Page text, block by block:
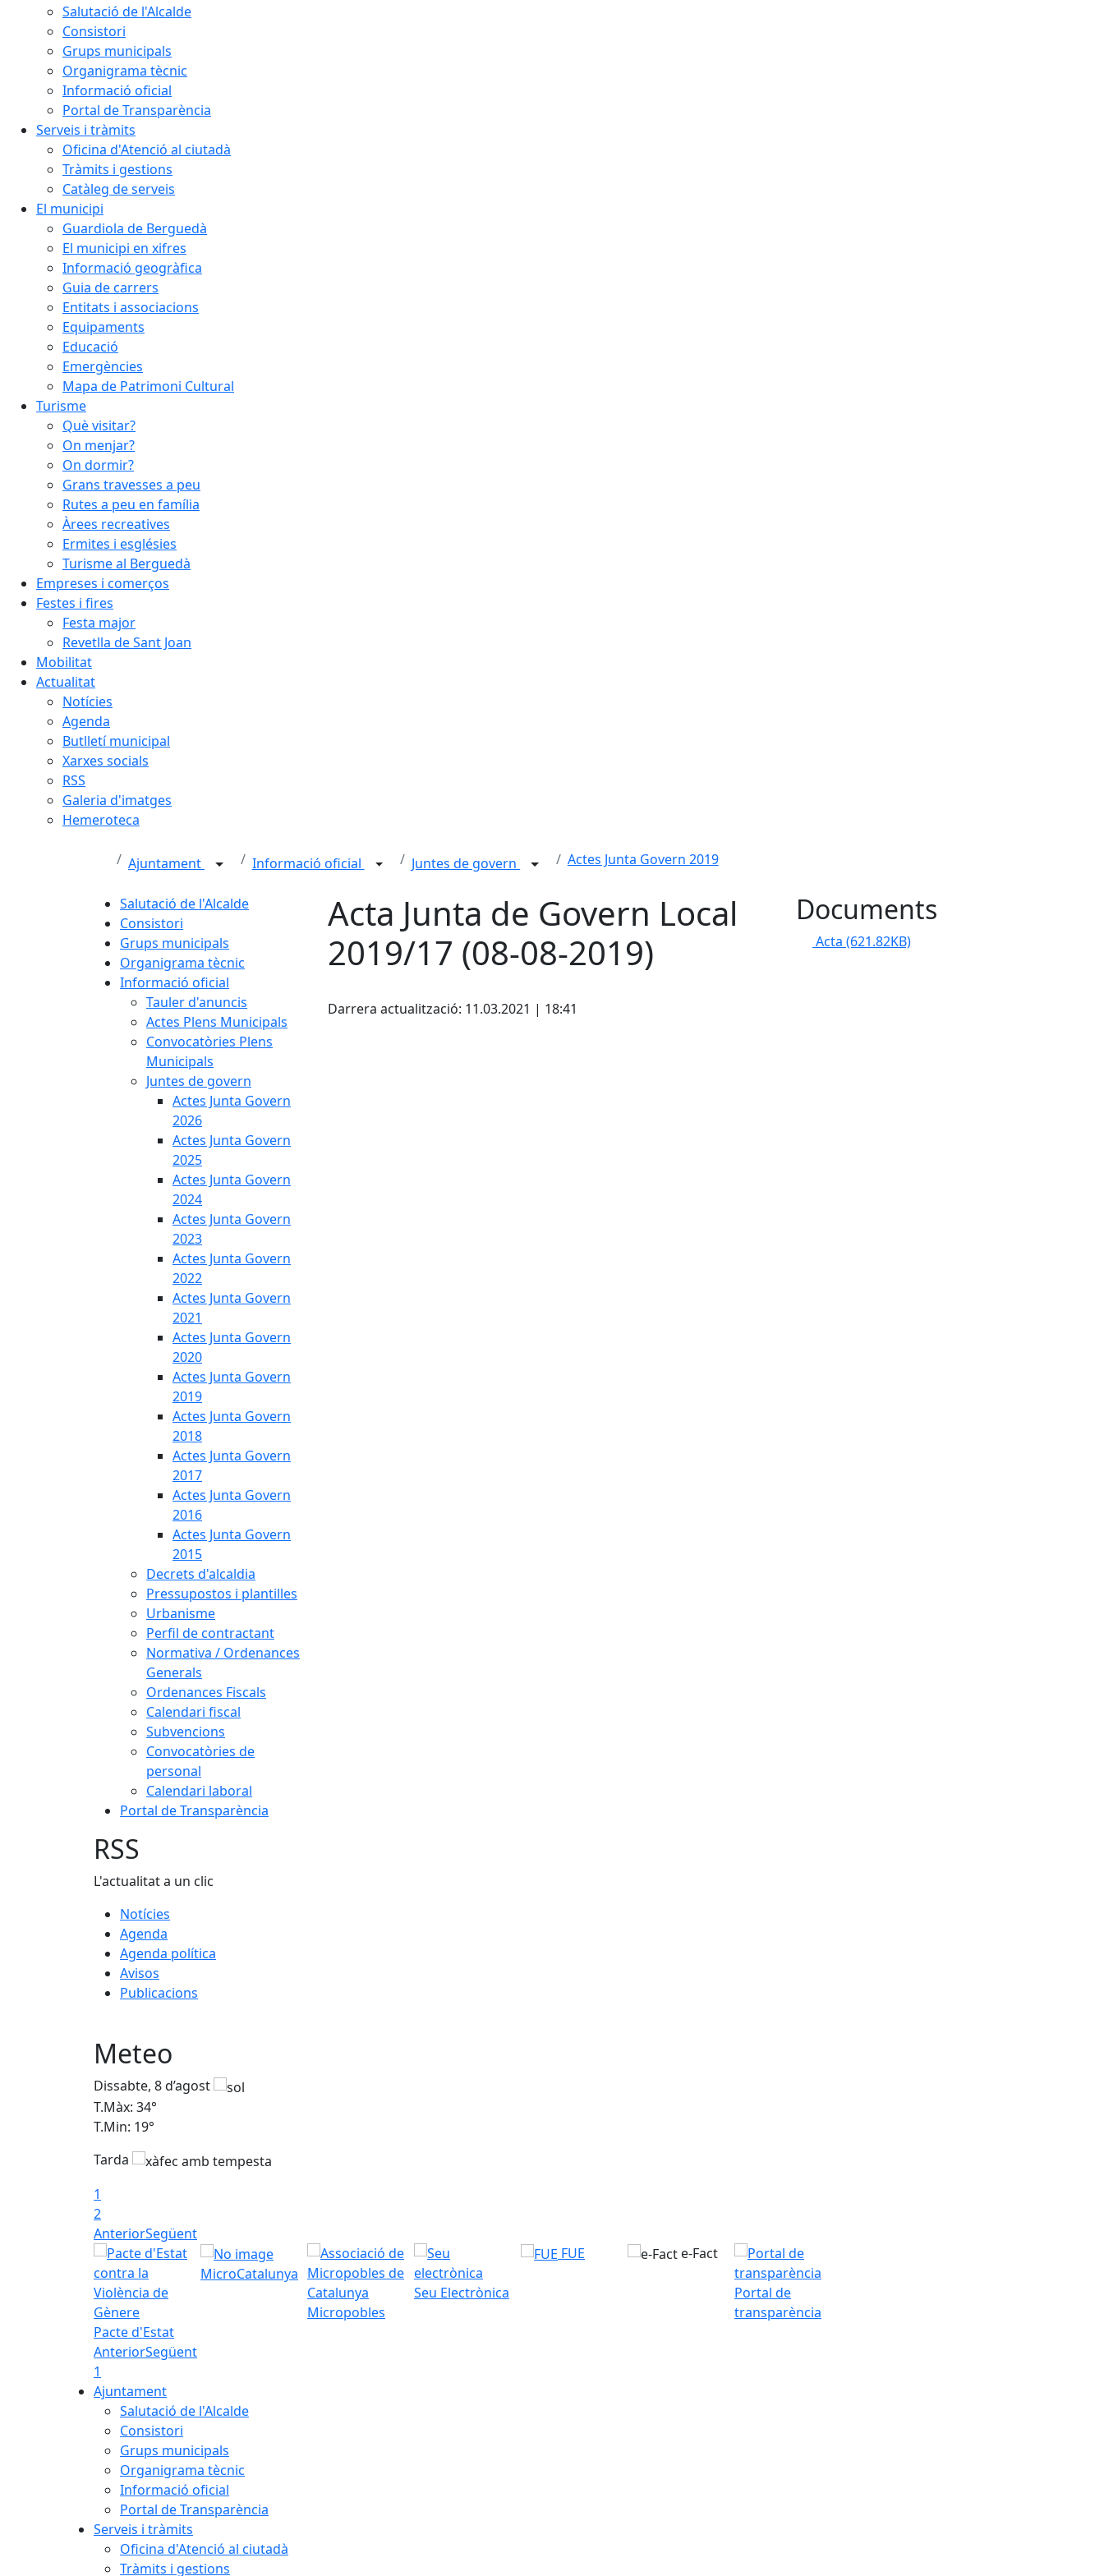
Salutació de l'Alcalde
Consistori
Grups municipals
Organigrama tècnic
Informació oficial
Portal de Transparència
Serveis i tràmits
Oficina d'Atenció al ciutadà
Tràmits i gestions
Catàleg de serveis
El municipi
Guardiola de Berguedà
El municipi en xifres
Informació geogràfica
Guia de carrers
Entitats i associacions
Equipaments
Educació
Emergències
Mapa de Patrimoni Cultural
Turisme
Què visitar?
On menjar?
On dormir?
Grans travesses a peu
Rutes a peu en família
Àrees recreatives
Ermites i esglésies
Turisme al Berguedà
Empreses i comerços
Festes i fires
Festa major
Revetlla de Sant Joan
Mobilitat
Actualitat
Notícies
Agenda
Butlletí municipal
Xarxes socials
RSS
Galeria d'imatges
Hemeroteca
Ajuntament Informació oficial Juntes de govern Actes Junta Govern 2019
Salutació de l'Alcalde
Consistori
Grups municipals
Organigrama tècnic
Informació oficial
Tauler d'anuncis
Actes Plens Municipals
Convocatòries Plens
Municipals
Juntes de govern
Actes Junta Govern
2026
Actes Junta Govern
2025
Actes Junta Govern
2024
Actes Junta Govern
2023
Actes Junta Govern
2022
Actes Junta Govern
2021
Actes Junta Govern
2020
Actes Junta Govern
2019
Actes Junta Govern
2018
Actes Junta Govern
2017
Actes Junta Govern
2016
Actes Junta Govern
2015
Decrets d'alcaldia
Pressupostos i plantilles
Urbanisme
Perfil de contractant
Normativa / Ordenances
Generals
Ordenances Fiscals
Calendari fiscal
Subvencions
Convocatòries de
personal
Calendari laboral
Portal de Transparència
Acta Junta de Govern Local
2019/17 (08-08-2019)
Darrera actualització: 11.03.2021 | 18:41
Documents
Acta (621.82KB)
RSS
L'actualitat a un clic
Notícies
Agenda
Agenda política
Avisos
Publicacions
Meteo
Dissabte, 8 d’agost
T.Màx: 34°
T.Min: 19°
Tarda
1
2
AnteriorSegüent
Pacte d'Estat
MicroCatalunya
Micropobles
Seu Electrònica
FUE e-Fact
Portal de
transparència
AnteriorSegüent
1
Ajuntament
Salutació de l'Alcalde
Consistori
Grups municipals
Organigrama tècnic
Informació oficial
Portal de Transparència
Serveis i tràmits
Oficina d'Atenció al ciutadà
Tràmits i gestions